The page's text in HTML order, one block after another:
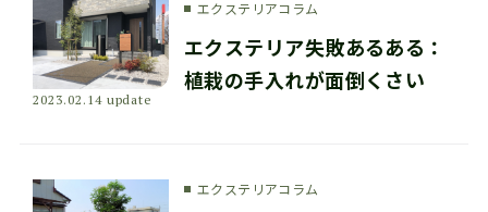
2023.02.14 update
エクステリアコラム
エクステリア失敗あるある：
植栽の手入れが面倒くさい
エクステリアコラム